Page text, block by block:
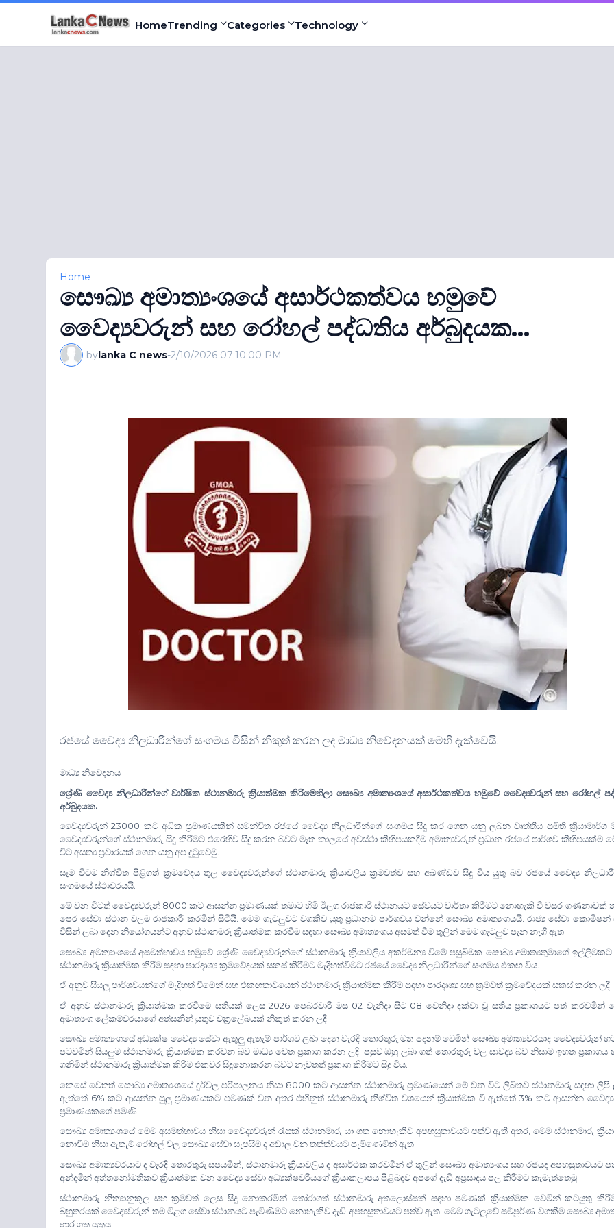
HomeTrending Categories Technology
Home
සෞඛ්‍ය අමාත්‍යංශයේ අසාර්ථකත්වය හමුවේ
වෛද්‍යවරුන් සහ රෝහල් පද්ධතිය අර්බුදයක...
bylanka C news-2/10/2026 07:10:00 PM
රජයේ වෛද්‍ය නිලධාරීන්ගේ සංගමය විසින් නිකුත් කරන ලද මාධ්‍ය නිවේදනයක් මෙහි දැක්වෙයි.
මාධ්‍ය නිවේදනය
ශ්‍රේණි වෛද්‍ය නිලධාරීන්ගේ වාර්ෂික ස්ථානමාරු ක්‍රියාත්මක කිරිමෙහිලා සෞඛ්‍ය අමාත්‍යංශයේ අසාර්ථකත්වය හමුවේ වෛද්‍යවරුන් සහ රෝහල්
අර්බුදයක.
වෛද්‍යවරුන්23000 කට අධික ප්‍රමාණයකින් සමන්විත රජයේ වෛද්‍ය නිලධාරීන්ගේ සංගමය සිදු කර ගෙන යනු ලබන වෘත්තීය සමිති ක්‍රියාමාර්ග
වෛද්‍යවරුන්ගේ ස්ථානමාරු සිදු කිරීමට එරෙහිව සිදු කරන බවට මෑත කාලයේ අවස්ථා කිහිපයකදීම අමාත්‍යවරුන් ප්‍රධාන රජයේ පාර්ශව කිහිපයක්ම
විට අසත්‍ය ප්‍රචාරයක් ගෙන යනු අප දුටුවෙමු
සෑම විටම නිශ්චිත පිළිගත් ක්‍රමවේදය තුල වෛද්‍යවරුන්ගේ ස්ථානමාරු ක්‍රියාවලිය ක්‍රමවත්ව සහ අඛණ්ඩව සිදු විය යුතු බව රජයේ වෛද්‍ය
සංගමයේ ස්ථාවරයයි
මේ වන විටත් වෛද්‍යවරුන් 8000කට ආසන්න ප්‍රමාණයක් තමාට හිමි ඊලග රාජකාරි ස්ථානයට සේවයට වාර්තා කිරීමට නොහැකි වී වසර ගණනාවක්
පෙර සේවා ස්ථාන වලම රාජකාරි කරමින් සිටියි.මෙම ගැටලුවට වගකිව යුතු ප්‍රධානම පාර්ශවය වන්නේ සෞඛ්‍ය අමාත්‍යංශයයි. රාජ්‍ය සේවා කොමිෂන්
විසින් ලබා දෙන නියෝගයන්ට අනුව ස්ථානමරු ක්‍රියාත්මක කරවීම සඳහා සෞඛ්‍ය අමාත්‍යංශය අසමත් වීම තුලින් මෙම ගැටලුව පැන නැගි ඇත
සෞඛ්‍ය අමත්‍යාංශයේ අසමත්භාවය හමුවේ ශ්‍රේණි වෛද්‍යවරුන්ගේ ස්ථානමාරු ක්‍රියාවලිය අකර්මන්‍ය වීමේ පසුබිමක සෞඛ්‍ය අමාත්‍යතුමාගේ
ස්ථානමාරු ක්‍රියාත්මක කිරීම සඳහා පාරදෘශ්‍ය ක්‍රමවේදයක් සකස් කිරීමට මැදිහත්වීමට රජයේ වෛද්‍ය නිලධාරීන්ගේ සංගමය එකඟ විය
ඒ අනුව සියලු පාර්ශවයන්ගේ මැදිහත් වීමෙන් සහ එකඟතාවයෙන් ස්ථානමාරු ක්‍රියාත්මක කිරීම සඳහා පාරදෘශ්‍ය සහ ක්‍රමවත් ක්‍රමවේදයක් සකස් කරන ලදී.
ඒ අනුව ස්ථානමාරු ක්‍රියාත්මක කරවීමේ සතියක් ලෙස2026 පෙබරවාරි මස 02 වැනිදා සිට 08 වෙනිදා දක්වා වූ සතිය ප්‍රකාශයට පත් කරවමින්
අමාත්‍යංශ ලේකම්වරයාගේ අත්සනින් යුතුව චක්‍රලේඛයක් නිකුත් කරන ලදී
සෞඛ්‍ය අමාත්‍යංශයේ අධ්‍යක්ෂ වෛද්‍ය සේවා ඇතුලු ඇතැම් පාර්ශව ලබා දෙන වැරදි තොරතුරු මත පදනම් වෙමින් සෞඛ්‍ය අමාත්‍යවරයාද වෛද්‍යවරුන්
පටවමින් සියලුම ස්ථානමාරු ක්‍රියාත්මක කරවන බව මාධ්‍ය වෙත ප්‍රකාශ කරන ලදි. පසුව ඔහු ලබා ගත් තොරතුරු වල සාවද්‍ය බව නිසාම ඉහත ප්‍රකාශය
ගනිමින් ස්ථානමාරු ක්‍රියාත්මක කිරීම එකවර සිදුනොකරන බවට නැවතත් ප්‍රකාශ කිරීමට සිදු විය.
කෙසේ වෙතත් සෞඛ්‍ය අමාත්‍යංශයේ දුර්වල පරිපාලනය නිසා 8000කට ආසන්න ස්ථානමාරු ප්‍රමාණයෙන් මේ වන විට ලිඛිතව ස්ථානමාරු සඳහා ලිපි
ඇත්තේ 6%කට ආසන්න සුලු ප්‍රමාණයකට පමණක් වන අතර එහිනුත් ස්ථානමාරු නිශ්චිත වශයෙන් ක්‍රියාත්මක වී ඇත්තේ3% කට ආසන්න
ප්‍රමාණයකගේ පමණි
සෞඛ්‍ය අමාත්‍යංශයේ මෙම අසමත්භාවය නිසා වෛද්‍යවරුන් රැසක් ස්ථානමාරු යා ගත නොහැකිව අපහසුතාවයට පත්ව ඇති අතර,මෙම ස්ථානමාරු
නොවීම නිසා ඇතැම් රෝහල් වල සෞඛ්‍ය සේවා සැපයිම ද අඩාල වන තත්ත්වයට පැමිණෙමින් ඇත.
සෞඛ්‍ය අමාත්‍යවරයාට ද වැරදි තොරතුරු සපයමින් ස්ථානමාරු ක්‍රියාවලිය ද අසාර්ථක කරවමින් ඒ තුලින් සෞඛ්‍ය අමාත්‍යංශය සහ රජයද අපහසුතාවයට
අන්දමින් අත්තනෝමතිකව ක්‍රියාත්මක වන වෛද්‍ය සේවා අධ්‍යක්ෂවරියගේ ක්‍රියාකලාපය පිළිබඳව අපගේ දැඩි අප්‍රසාදය පල කිරීමට කැමැත්තෙමු
ස්ථානමාරු නිත්‍යානුකූල සහ ක්‍රමවත් ලෙස සිදු නොකරමින් තෝරාගත් ස්ථානමාරු අතලොස්සක් සඳහා පමණක් ක්‍රියාත්මක වෙමින් කටයුතු
බහුතරයක් වෛද්‍යවරුන් තම මීළග සේවා ස්ථානයට පැමිණිමට නොහැකිව දැඩි අපහසුතාවයට පත්ව ඇත.මෙම ගැටලුවේ සම්පූර්ණ වගකීම සෞඛ්‍ය
භාර ගත යුතුය